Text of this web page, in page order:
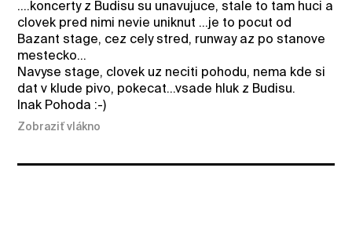
....koncerty z Budisu su unavujuce, stale to tam huci a
clovek pred nimi nevie uniknut ...je to pocut od
Bazant stage, cez cely stred, runway az po stanove
mestecko...
Navyse stage, clovek uz neciti pohodu, nema kde si
dat v klude pivo, pokecat...vsade hluk z Budisu.
Inak Pohoda :-)
Zobraziť vlákno